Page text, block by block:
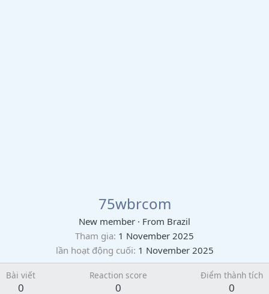
75wbrcom
New member · From Brazil
Tham gia 1 November 2025
lần hoạt động cuối 1 November 2025
Bài viết
0
Reaction score
0
Điểm thành tích
0